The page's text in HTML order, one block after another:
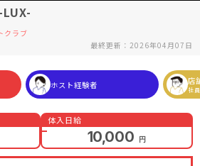
クラブ
最終更新：2026年04月07日
ホスト経験者 店
社員
体入日給
10,000 円